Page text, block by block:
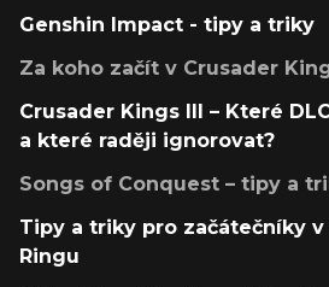
Genshin Impact - tipy a triky
Za koho začít v Crusader
Crusader Kings III – Které
a které raději ignorovat?
Songs of Conquest – tipy a
Tipy a triky pro začátečníky
Ringu